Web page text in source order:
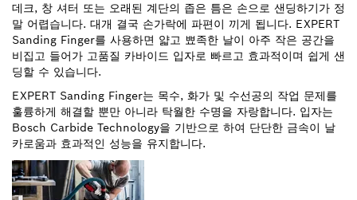
데크, 창 셔터 또는 오래된 계단의 좁은 틈은 손으로 샌딩하기가 정
말 어렵습니다. 대개 결국 손가락에 파편이 끼게 됩니다. EXPERT
Sanding Finger를 사용하면 얇고 뾰족한 날이 아주 작은 공간을
비집고 들어가 고품질 카바이드 입자로 빠르고 효과적이며 쉽게 샌
딩할 수 있습니다.
EXPERT Sanding Finger는 목수, 화가 및 수선공의 작업 문제를
훌륭하게 해결할 뿐만 아니라 탁월한 수명을 자랑합니다. 입자는
Bosch Carbide Technology을 기반으로 하여 단단한 금속이 날
카로움과 효과적인 성능을 유지합니다.